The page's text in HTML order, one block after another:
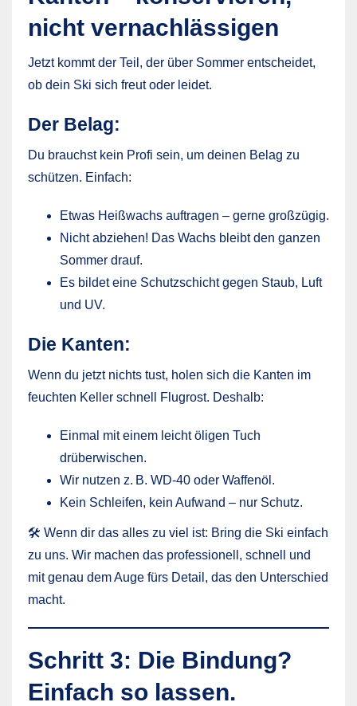
nicht vernachlässigen
Jetzt kommt der Teil, der über Sommer entscheidet,
ob dein Ski sich freut oder leidet.
Der Belag:
Du brauchst kein Profi sein, um deinen Belag zu
schützen. Einfach:
Etwas Heißwachs auftragen – gerne großzügig.
Nicht abziehen! Das Wachs bleibt den ganzen
Sommer drauf.
Es bildet eine Schutzschicht gegen Staub, Luft
und UV.
Die Kanten:
Wenn du jetzt nichts tust, holen sich die Kanten im
feuchten Keller schnell Flugrost. Deshalb:
Einmal mit einem leicht öligen Tuch
drüberwischen.
Wir nutzen z. B. WD-40 oder Waffenöl.
Kein Schleifen, kein Aufwand – nur Schutz.
🛠 Wenn dir das alles zu viel ist: Bring die Ski einfach
zu uns. Wir machen das professionell, schnell und
mit genau dem Auge fürs Detail, das den Unterschied
macht.
Schritt 3: Die Bindung?
Einfach so lassen.